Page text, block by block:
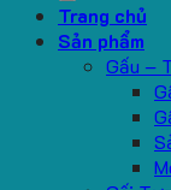
Trang chủ
Sản phẩm
Gấu –